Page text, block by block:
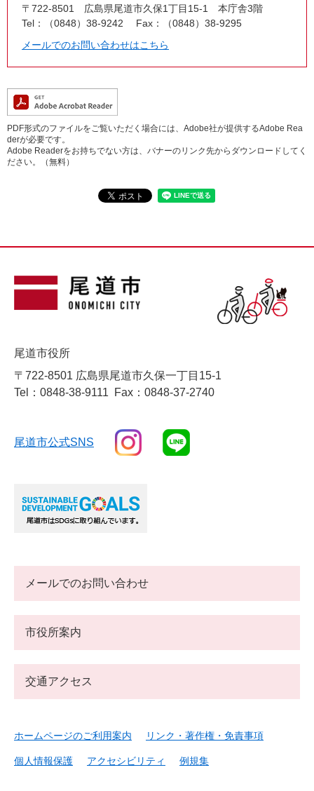
〒722-8501
広島県尾道市久保1丁目15-1 本庁舎3階
Tel：（0848）38-9242
Fax：（0848）38-9295
メールでのお問い合わせはこちら
PDF形式のファイルをご覧いただく場合には、Adobe社が提供するAdobe Rea
derが必要です。
Adobe Readerをお持ちでない方は、バナーのリンク先からダウンロードしてく
ださい。（無料）
尾道市役所
〒722-8501 広島県尾道市久保一丁目15-1
Tel：0848-38-9111 Fax：0848-37-2740
尾道市公式SNS
メールでのお問い合わせ
市役所案内
交通アクセス
ホームページのご利用案内 リンク・著作権・免責事項
個人情報保護 アクセシビリティ 例規集